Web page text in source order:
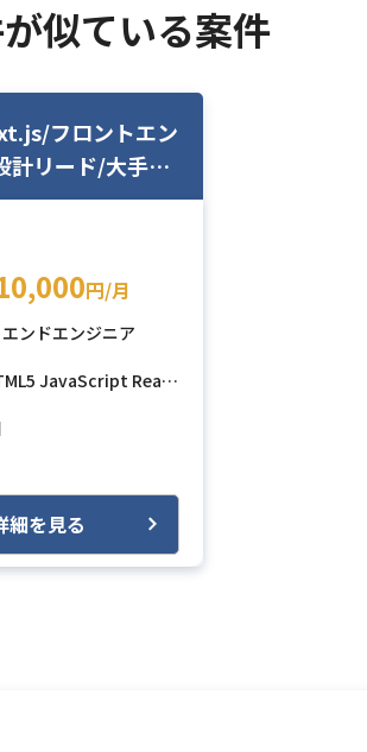
似ている案件
フロントエン
計リード/大手モ
UIグロース開発
円/月
ンドエンジニア
JavaScript React.js
細を見る